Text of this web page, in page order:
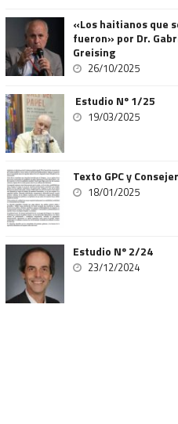
«Los haitianos que
fueron» por Dr.
Greising
26/10/2025
Estudio Nº 1/25
19/03/2025
Texto GPC y
18/01/2025
Estudio Nº 2/24
23/12/2024